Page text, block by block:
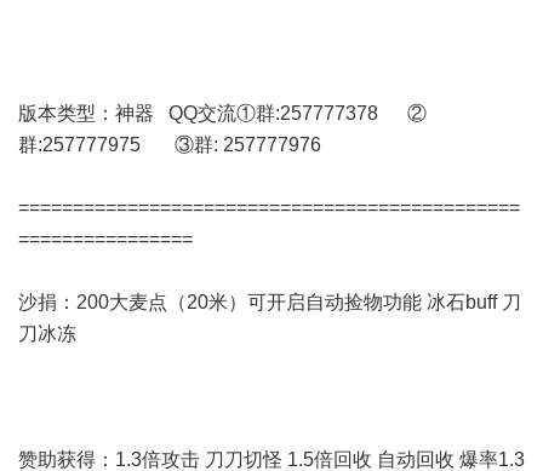
版本类型：神器 QQ交流①群:257777378 ②
群:257777975 ③群: 257777976
==============================================
================
沙捐：200大麦点（20米）可开启自动捡物功能 冰石buff 刀
刀冰冻
赞助获得：1.3倍攻击 刀刀切怪 1.5倍回收 自动回收 爆率1.3